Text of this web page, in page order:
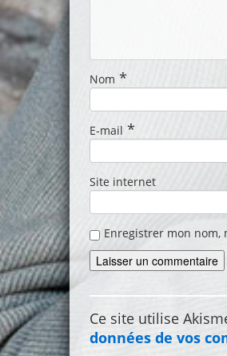
Nom *
E-mail *
Site internet
Enregistrer mon
Ce site utilise
données de vos